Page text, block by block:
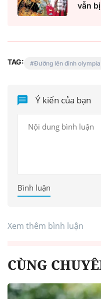
vẫn
TAG: Đường lên đỉnh olympia
Ý kiến của bạn
Bình luận
Xem thêm bình luận
CÙNG